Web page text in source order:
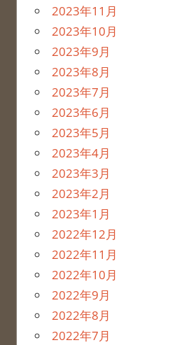
2023年11月
2023年10月
2023年9月
2023年8月
2023年7月
2023年6月
2023年5月
2023年4月
2023年3月
2023年2月
2023年1月
2022年12月
2022年11月
2022年10月
2022年9月
2022年8月
2022年7月